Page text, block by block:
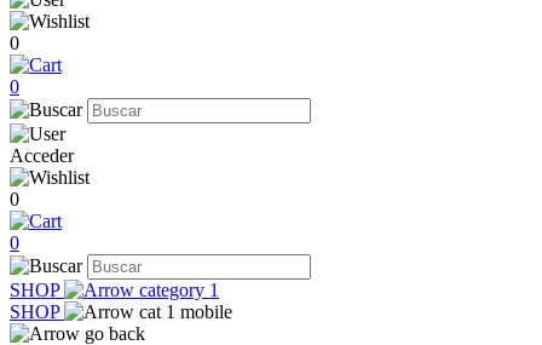
0
0
Acceder
0
0
SHOP
SHOP